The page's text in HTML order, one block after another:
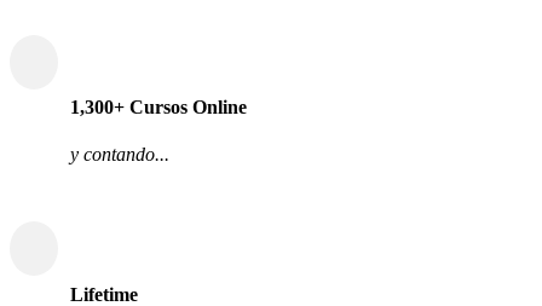
1,300+ Cursos Online
y contando...
Lifetime